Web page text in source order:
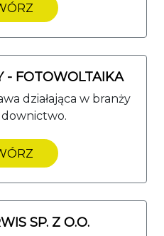
- FOTOWOLTAIKA
działająca w branży
SP. Z O.O.